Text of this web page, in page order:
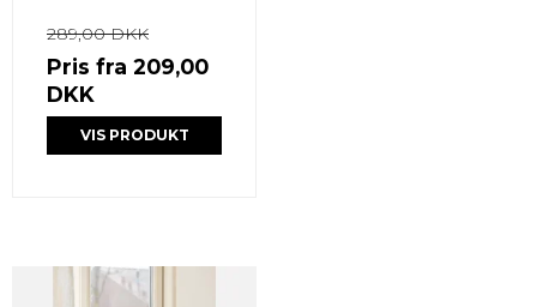
289,00 DKK
Pris fra 209,00
DKK
VIS PRODUKT